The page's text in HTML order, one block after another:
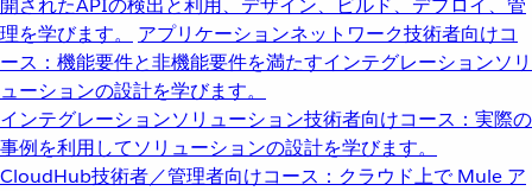
開されたAPIの検出と利用、デザイン、ビルド、デプロイ、管
理を学びます。
アプリケーションネットワーク技術者向けコ
ース：機能要件と非機能要件を満たすインテグレーションソリ
ューションの設計を学びます。
インテグレーションソリューション技術者向けコース：実際の
事例を利用してソリューションの設計を学びます。
CloudHub技術者／管理者向けコース：クラウド上で Mule ア